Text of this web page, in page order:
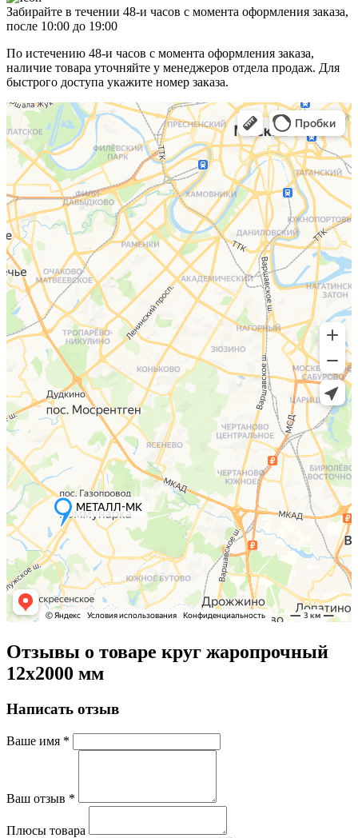
Забирайте в течении 48-и часов с момента оформления заказа,
после 10:00 до 19:00
По истечению 48-и часов с момента оформления заказа,
наличие товара уточняйте у менеджеров отдела продаж. Для
быстрого доступа укажите номер заказа.
Отзывы о товаре круг жаропрочный
12х2000 мм
Написать отзыв
Ваше имя *
Ваш отзыв *
Плюсы товара